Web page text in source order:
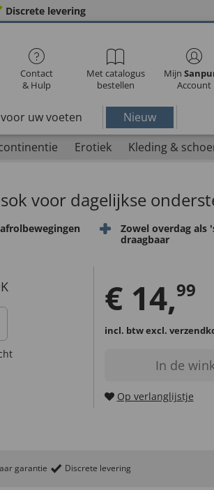
Discrete levering
Contact
& Hulp
Met catalogus
bestellen
Mijn
Account
uw voeten
Nieuw
Erotiek Kleding &
voor dagelijkse
Zowel overdag als
draagbaar
€ 14,99
incl. btwexcl.
In de
Op verlanglijstje
garantie Discrete levering